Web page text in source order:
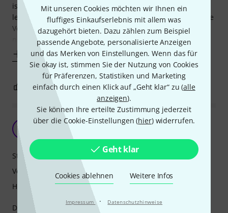
Mit unseren Cookies möchten wir Ihnen ein
fluffiges Einkaufserlebnis mit allem was
dazugehört bieten. Dazu zählen zum Beispiel
passende Angebote, personalisierte Anzeigen
und das Merken von Einstellungen. Wenn das für
Sie okay ist, stimmen Sie der Nutzung von Cookies
für Präferenzen, Statistiken und Marketing
einfach durch einen Klick auf „Geht klar“ zu (alle
anzeigen).
Sie können Ihre erteilte Zustimmung jederzeit
über die Cookie-Einstellungen (hier) widerrufen.
Geht klar
Cookies ablehnen Weitere Infos
Impressum · Datenschutzhinweise
ist der Ständer wirklich bestens geeignet. Ein schmales,
leichtes Midikeyboard würde ich darauf nicht abstellen. Die
Verarbeitung ist - wie von K&M gewohnt - top: Es wackelt
nichts, es rutscht nichts,
Mehr anzeigen
0 BEWERTUNG MELDEN
Sehr stabil
Der Ständer ist extrem stabil, so dass man bedenkenlos
Stabilität
Verarbeitung
Handling